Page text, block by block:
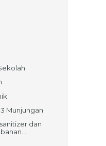
Munjungan
dan